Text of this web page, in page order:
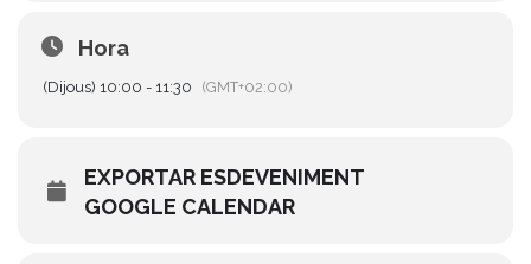
Hora
(Dijous) 10:00 - 11:30 (GMT+02:00)
EXPORTAR ESDEVENIMENT
GOOGLE CALENDAR